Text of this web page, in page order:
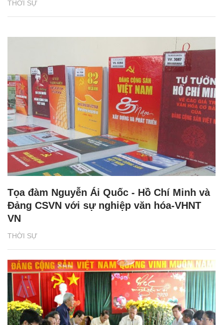
THỜI SỰ
THỜI SỰ
Tọa đàm Nguyễn Ái Quốc - Hồ Chí Minh và
Đảng CSVN với sự nghiệp văn hóa-VHNT
VN